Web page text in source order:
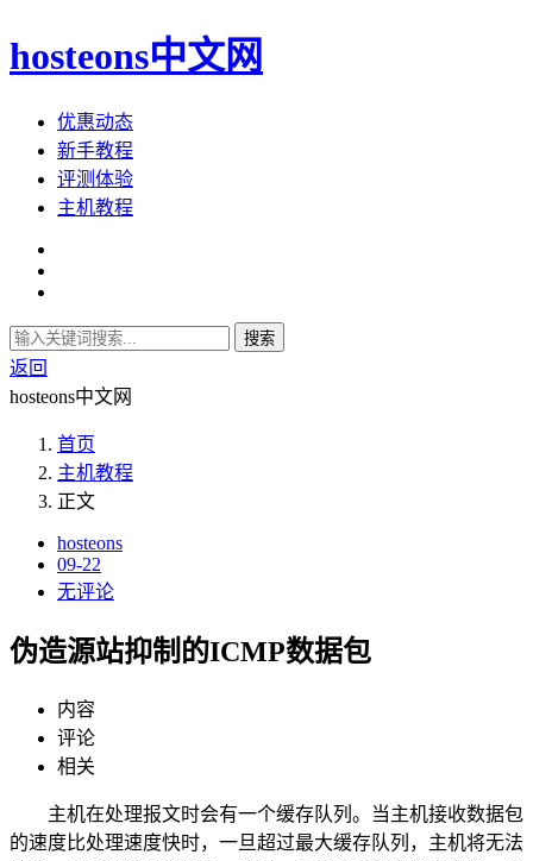
hosteons中文网
优惠动态
新手教程
评测体验
主机教程
搜索
返回
hosteons中文网
首页
主机教程
正文
hosteons
09-22
无评论
伪造源站抑制的ICMP数据包
内容
评论
相关
主机在处理报文时会有一个缓存队列。当主机接收数据包
的速度比处理速度快时，一旦超过最大缓存队列，主机将无法